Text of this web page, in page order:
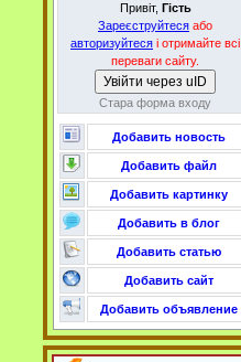
Привіт, Гість
Зареєструйтеся або
авторизуйтеся і отримайте всі
переваги сайту.
Увійти через uID
Стара форма входу
Добавить новость
Добавить файл
Добавить картинку
Добавить в блог
Добавить статью
Добавить сайт
Добавить объявление